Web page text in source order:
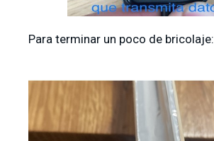
Para terminar un poco de bricolaje: